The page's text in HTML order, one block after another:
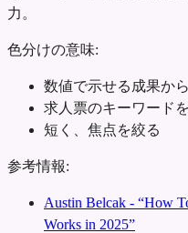
力。
色分けの意味:
数値で示せる成果か
求人票のキーワード
短く、焦点を絞る
参考情報:
Austin Belcak - “How
Works in 2025”